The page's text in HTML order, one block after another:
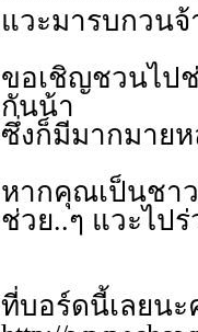
แวะมารบกวนจ้
ขอเชิญชวนไป
กันน้า
ซึ่งก็มีมากมาย
หากคุณเป็นชาว
ช่วย..ๆ แวะไป
ที่บอร์ดนี้เลยนะ